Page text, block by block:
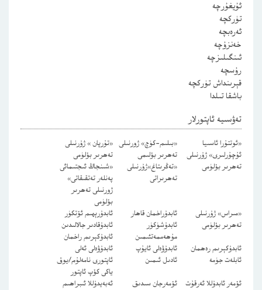
ئۇيغۇرچە
تۈركچە
ئەرەبچە
خەنزۇچە
ئىنگىلىزچە
رۇسچە
قېرىنداش تۈركچە
باشقا تىلدا
تەۋسىيە ئاپتورلار
«ئوتتۇرا ئاسىيا
ئۇچۇرلىرى» ژۇرنىلى
تەھرىر بۆلۈمى
«بىلىم-كۈچ» ژورنىلى
تەھرىر بۆلىمى
«تۇرپان » ژۇرنىلى
تەھرىر بۆلۈمى
«تەڭرىتاغ»ژۇرنىلى
تەھرىراتى
«شىنجاڭ ئىجتىمائى
پەنلەر تەتقىقاتى»
ژورنىلى تەھرىر
بۆلۈمى
«مىراس» ژۇرنىلى
تەھرىر بۆلۈمى
ئابدۇراخمان قاھار
ئابدۇرېھىم ئۆتكۈر
ئابدۇشۈكۈر
مۇھەممەتئىمىن
ئابدۇقادىر جالالىدىن
ئابدۇكېرىم راخمان
ئابدۇكېرىم رەھمان
ئابدۇۋەلى ئايۇپ
ئابدۇۋەلى ئەلى
ئابلەت جۈمە
ئادىل ئىمىن
ئاپتورى نامەلۇم/يوق
ياكى كۆپ ئاپتور
ئۆمەر ئابدۇللا ئەرقۇت
ئۆمەرجان سىدىق
ئەبەيدۇللا ئىبراھىم